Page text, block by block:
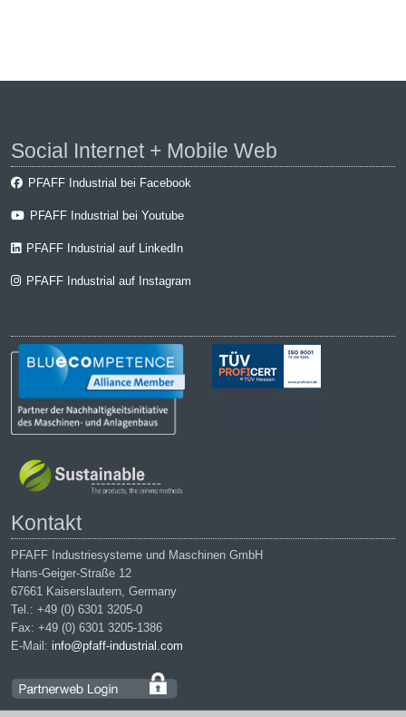
Social Internet + Mobile Web
PFAFF Industrial bei Facebook
PFAFF Industrial bei Youtube
PFAFF Industrial auf LinkedIn
PFAFF Industrial auf Instagram
Kontakt
PFAFF Industriesysteme und Maschinen GmbH
Hans-Geiger-Straße 12
67661 Kaiserslautern, Germany
Tel.: +49 (0) 6301 3205-0
Fax: +49 (0) 6301 3205-1386
E-Mail: info@pfaff-industrial.com